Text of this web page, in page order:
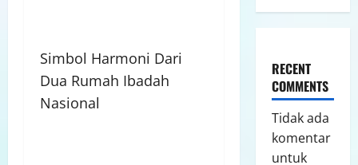
Simbol Harmoni Dari
Dua Rumah Ibadah
Nasional
RECENT
COMMENTS
Tidak ada
komentar
untuk